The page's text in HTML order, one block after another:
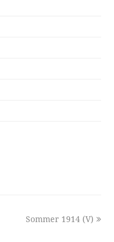
next
Sommer 1914 (V)